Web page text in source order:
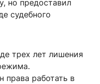
но предоставил
судебного
трех лет лишения
права работать в